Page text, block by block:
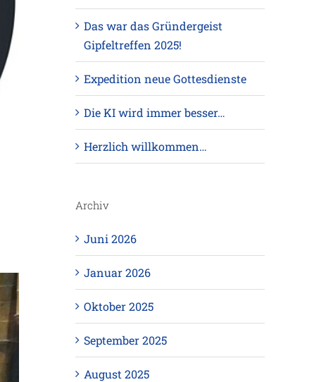
Das war das Gründergeist
Gipfeltreffen 2025!
Expedition neue Gottesdienste
Die KI wird immer besser…
Herzlich willkommen…
Archiv
Juni 2026
Januar 2026
Oktober 2025
September 2025
August 2025